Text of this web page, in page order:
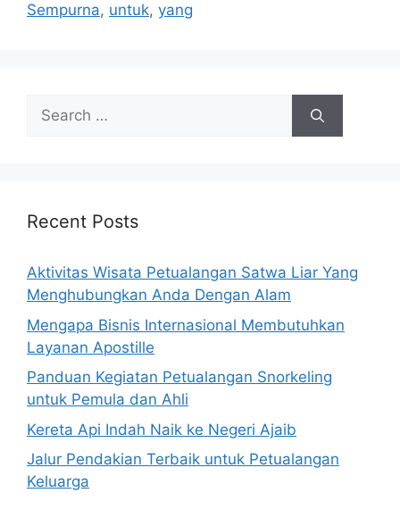
Sempurna, untuk, yang
Search
for:
Recent Posts
Aktivitas Wisata Petualangan Satwa Liar Yang
Menghubungkan Anda Dengan Alam
Mengapa Bisnis Internasional Membutuhkan
Layanan Apostille
Panduan Kegiatan Petualangan Snorkeling
untuk Pemula dan Ahli
Kereta Api Indah Naik ke Negeri Ajaib
Jalur Pendakian Terbaik untuk Petualangan
Keluarga